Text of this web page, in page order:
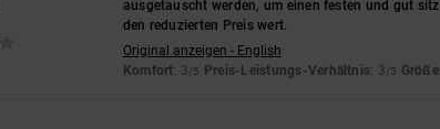
ausgetauscht werden, um einen festen und gut
den reduzierten Preis wert.
Original anzeigen - English
Komfort: 3/5 Preis-Leistungs-Verhältnis: 3/5 Größe